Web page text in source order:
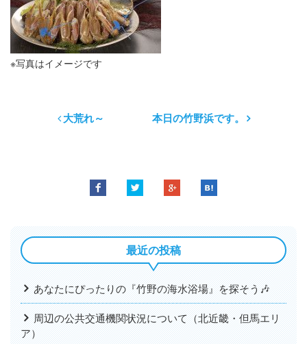
※写真はイメージです
大荒れ～ 本日の竹野浜です。
最近の投稿
あなたにぴったりの『竹野の海水浴場』を探そう🎶
周辺の公共交通機関状況について（北近畿・但馬エリ
ア）